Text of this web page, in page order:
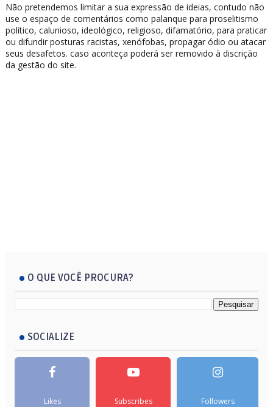
Não pretendemos limitar a sua expressão de ideias, contudo não
use o espaço de comentários como palanque para proselitismo
político, calunioso, ideológico, religioso, difamatório, para praticar
ou difundir posturas racistas, xenófobas, propagar ódio ou atacar
seus desafetos. caso aconteça poderá ser removido à discrição
da gestão do site.
O QUE VOCÊ PROCURA?
SOCIALIZE
Likes Subscribes Followers